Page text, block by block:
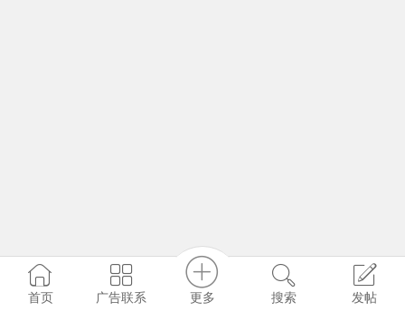
首页 广告联系 更多 搜索 发帖